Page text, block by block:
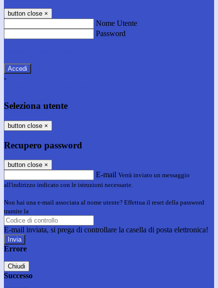
button close ×
Nome Utente
Password
-
Seleziona utente
button close ×
Recupero password
button close ×
E-mail Verrà inviato un messaggio
all'indirizzo indicato con le istruzioni necessarie.
Non hai una e-mail associata al nome utente? Effettua il reset della password
tramite la
E-mail inviata, si prega di controllare la casella di posta elettronica!
Errore
Chiudi
Successo